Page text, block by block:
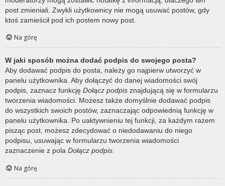
post zmieniali. Zwykli użytkownicy nie mogą usuwać postów, gdy
ktoś zamieścił pod ich postem nowy post.
Na górę
W jaki sposób można dodać podpis do swojego posta?
Aby dodawać podpis do posta, należy go najpierw utworzyć w
panelu użytkownika. Aby dołączyć do danej wiadomości swój
podpis, zaznacz funkcję Dołącz podpis znajdującą się w formularzu
tworzenia wiadomości. Możesz także domyślnie dodawać podpis
do wszystkich swoich postów, zaznaczając odpowiednią funkcję w
panelu użytkownika. Po uaktywnieniu tej funkcji, za każdym razem
pisząc post, możesz zdecydować o niedodawaniu do niego
podpisu, usuwając w formularzu tworzenia wiadomości
zaznaczenie z pola Dołącz podpis.
Na górę